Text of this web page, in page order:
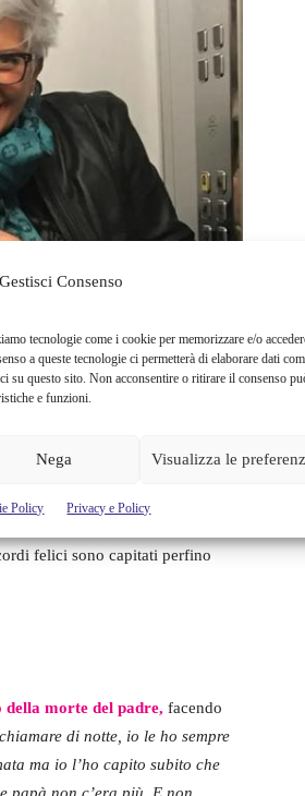
Gestisci Consenso
tecnologie come i cookie per memorizzare e/o
a queste tecnologie ci permetterà di elaborare dati
su questo sito. Non acconsentire o ritirare il consenso
e funzioni.
Nega Visualizza le
Policy Privacy e Policy
Cavallari accompagnato dalla
Toffanin
professionale di Bruno Arena,
felici sono capitati perfino
morte del padre, facendo
di notte, io le ho sempre
ma io l’ho capito subito che
papà non c’era più. E non